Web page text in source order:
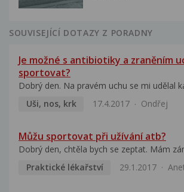
SOUVISEJÍCÍ DOTAZY Z PORADNY
Je možné s antibiotiky a zraněním
sportovat?
Dobrý den. Na pravém uchu se mi udělal
Uši, nos, krk
17.4.2017 Ondřej
Můžu sportovat při užívání atb?
Dobrý den, chtěla bych se zeptat. Mám
Praktické lékařství
29.1.2017